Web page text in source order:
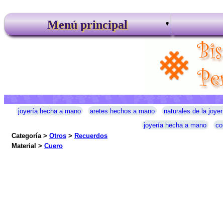
Menú principal
joyería hecha a mano aretes hechos a mano naturales de la
joyería hecha a mano
Categoría > Otros > Recuerdos
Material > Cuero